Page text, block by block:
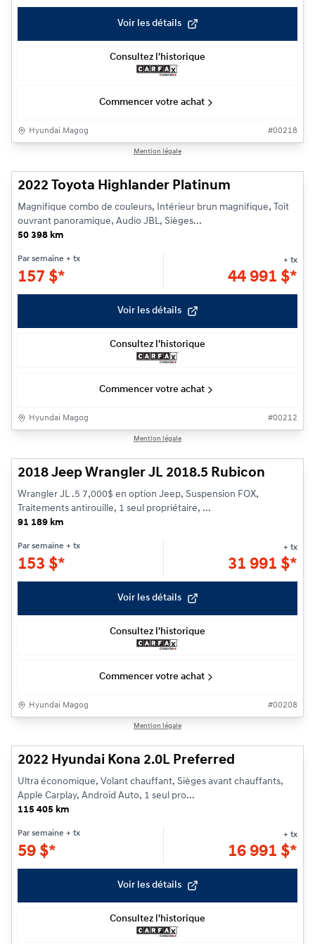
Voir les détails
Consultez l'historique
Commencer votre achat
Hyundai Magog #00218
Mention légale
2022 Toyota Highlander Platinum
Magnifique combo de couleurs, Intérieur brun magnifique, Toit
ouvrant panoramique, Audio JBL, Sièges...
50 398 km
Par semaine + tx
157 $*
+ tx
44 991 $*
Voir les détails
Consultez l'historique
Commencer votre achat
Hyundai Magog #00212
Mention légale
2018 Jeep Wrangler JL 2018.5 Rubicon
Wrangler JL .5 7,000$ en option Jeep, Suspension FOX,
Traitements antirouille, 1 seul propriétaire, ...
91 189 km
Par semaine + tx
153 $*
+ tx
31 991 $*
Voir les détails
Consultez l'historique
Commencer votre achat
Hyundai Magog #00208
Mention légale
2022 Hyundai Kona 2.0L Preferred
Ultra économique, Volant chauffant, Sièges avant chauffants,
Apple Carplay, Android Auto, 1 seul pro...
115 405 km
Par semaine + tx
59 $*
+ tx
16 991 $*
Voir les détails
Consultez l'historique